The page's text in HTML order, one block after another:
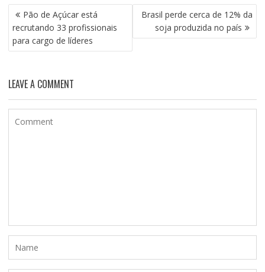
NAVEGAÇÃO
DE
POST
Pão de Açúcar está
recrutando 33 profissionais
para cargo de líderes
Brasil perde cerca de 12% da
soja produzida no país
LEAVE A COMMENT